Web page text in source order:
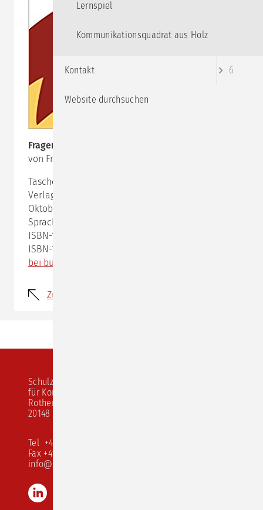
Fragen und Antworten
von Friedemann Schulz von Thun
Taschenbuch: 208 Seiten
Verlag: Rowohlt Taschenbuch Verlag; Auflage: 8 (1.
Oktober 2007)
Sprache: Deutsch
ISBN-10: 3499619636
ISBN-13: 978-3499619632
bei bücher.de bestellen
Zurück
Schulz von Thun Institut
für Kommunikation
Rothenbaumchaussee 20
20148 Hamburg
Tel +49 40 413 526 10
Fax +49 40 413 526 68
info@schulz-von-thun.de
Lernspiel
Kommunikationsquadrat aus Holz
Kontakt 6
Website durchsuchen